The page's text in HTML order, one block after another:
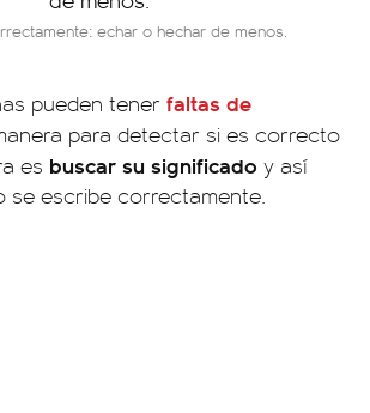
echar o hechar de menos.
pueden tener faltas de
para detectar si es correcto
es buscar su significado y así
se escribe correctamente.